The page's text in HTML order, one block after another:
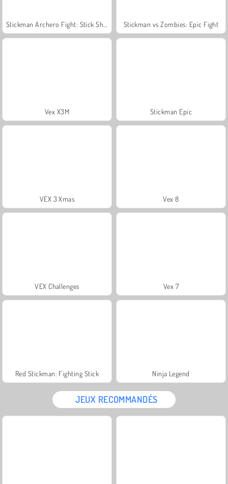
Stickman vs Zombies: Epic Fight
Vex X3M Stickman Epic
VEX 3 Xmas Vex 8
VEX Challenges Vex 7
Red Stickman: Fighting Stick Ninja Legend
JEUX RECOMMANDÉS